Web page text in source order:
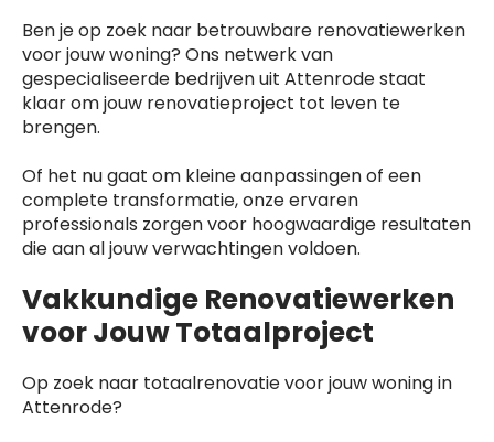
Ben je op zoek naar betrouwbare renovatiewerken
voor jouw woning? Ons netwerk van
gespecialiseerde bedrijven uit Attenrode staat
klaar om jouw renovatieproject tot leven te
brengen.
Of het nu gaat om kleine aanpassingen of een
complete transformatie, onze ervaren
professionals zorgen voor hoogwaardige resultaten
die aan al jouw verwachtingen voldoen.
Vakkundige Renovatiewerken
voor Jouw Totaalproject
Op zoek naar totaalrenovatie voor jouw woning in
Attenrode?